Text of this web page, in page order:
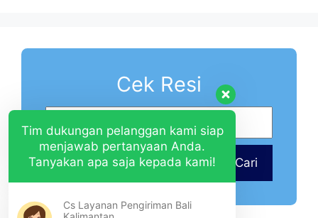
Cek Resi
Cari
Tim dukungan pelanggan kami siap
menjawab pertanyaan Anda.
Tanyakan apa saja kepada kami!
Cs Layanan Pengiriman Bali